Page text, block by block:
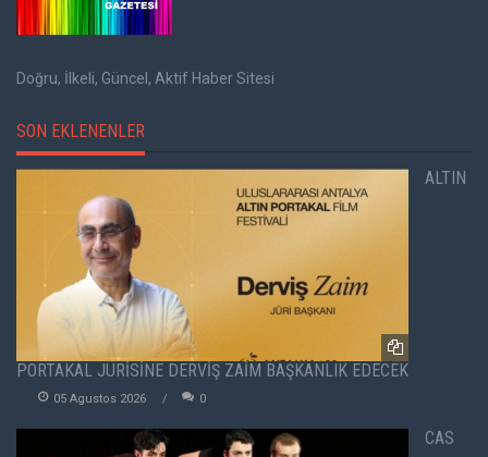
Doğru, İlkeli, Güncel, Aktif Haber Sitesi
SON EKLENENLER
ALTIN
PORTAKAL JÜRİSİNE DERVİŞ ZAİM BAŞKANLIK EDECEK
05 Agustos 2026 0
CAS